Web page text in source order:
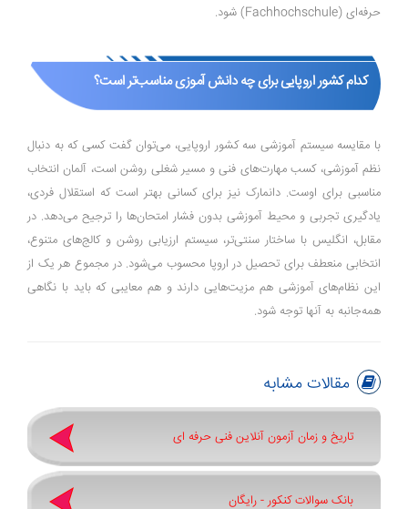
حرفه‌ای (Fachhochschule) شود.
کدام کشور اروپایی برای چه دانش‌ آموزی مناسب‌تر است؟
با مقایسه سیستم آموزشی سه کشور اروپایی، می‌توان گفت کسی که به دنبال
نظم آموزشی، کسب مهارت‌های فنی و مسیر شغلی روشن است، آلمان انتخاب
مناسبی برای اوست. دانمارک نیز برای کسانی بهتر است که استقلال فردی،
یادگیری تجربی و محیط آموزشی بدون فشار امتحان‌ها را ترجیح می‌دهد. در
مقابل، انگلیس با ساختار سنتی‌تر، سیستم ارزیابی روشن و کالج‌های متنوع،
انتخابی منعطف برای تحصیل در اروپا محسوب می‌شود. در مجموع هر یک از
این نظام‌های آموزشی هم مزیت‌هایی دارند و هم معایبی که باید با نگاهی
همه‌جانبه به آنها توجه شود.
مقالات مشابه
تاریخ و زمان آزمون آنلاین فنی حرفه ای
بانک سوالات کنکور - رایگان